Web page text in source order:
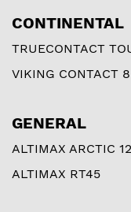
CONTINENTAL
TRUECONTACT
VIKING CONTACT 8
GENERAL
ALTIMAX ARCTIC 12
ALTIMAX RT45